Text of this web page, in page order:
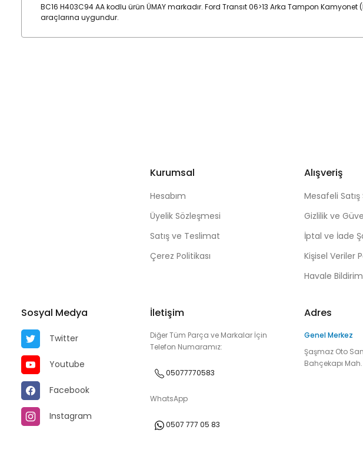
BC16 H403C94 AA kodlu ürün ÜMAY markadır. Ford Transıt 06>13 Arka Tampon
araçlarına uygundur.
Kurumsal
Hesabım
Üyelik Sözleşmesi
Satış ve Teslimat
Çerez Politikası
Alışveriş
Mesafeli
Gizlilik ve
İptal ve İade
Kişisel Veriler
Havale
Sosyal Medya
Twitter
Youtube
Facebook
Instagram
İletişim
Diğer Tüm Parça ve Markalar İçin
Telefon Numaramız:
05077770583
WhatsApp
0507 777 05 83
Adres
Genel Merkez
Şaşmaz Oto
Bahçekapı